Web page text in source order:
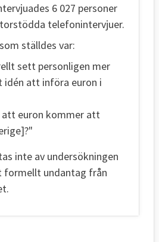
6 027 personer
telefonintervjuer.
ställdes var:
sett personligen mer
idén att införa euron i
euron kommer att
inte av undersökningen
formellt undantag från